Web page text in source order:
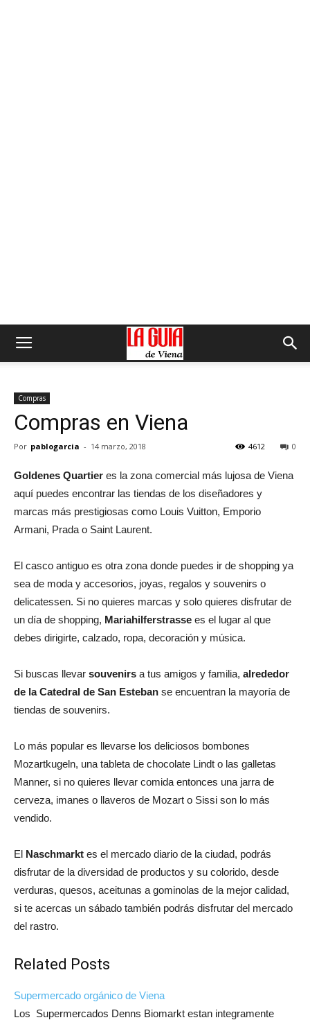
Compras
Compras en Viena
Por pablogarcia - 14 marzo, 2018 0
4612
Goldenes Quartier es la zona comercial más lujosa de Viena
aquí puedes encontrar las tiendas de los diseñadores y
marcas más prestigiosas como Louis Vuitton, Emporio
Armani, Prada o Saint Laurent.
El casco antiguo es otra zona donde puedes ir de shopping ya
sea de moda y accesorios, joyas, regalos y souvenirs o
delicatessen. Si no quieres marcas y solo quieres disfrutar de
un día de shopping, Mariahilferstrasse es el lugar al que
debes dirigirte, calzado, ropa, decoración y música.
Si buscas llevar souvenirs a tus amigos y familia, alrededor
de la Catedral de San Esteban se encuentran la mayoría de
tiendas de souvenirs.
Lo más popular es llevarse los deliciosos bombones
Mozartkugeln, una tableta de chocolate Lindt o las galletas
Manner, si no quieres llevar comida entonces una jarra de
cerveza, imanes o llaveros de Mozart o Sissi son lo más
vendido.
El Naschmarkt es el mercado diario de la ciudad, podrás
disfrutar de la diversidad de productos y su colorido, desde
verduras, quesos, aceitunas a gominolas de la mejor calidad,
si te acercas un sábado también podrás disfrutar del mercado
del rastro.
Related Posts
Supermercado orgánico de Viena
Los Supermercados Denns Biomarkt estan integramente